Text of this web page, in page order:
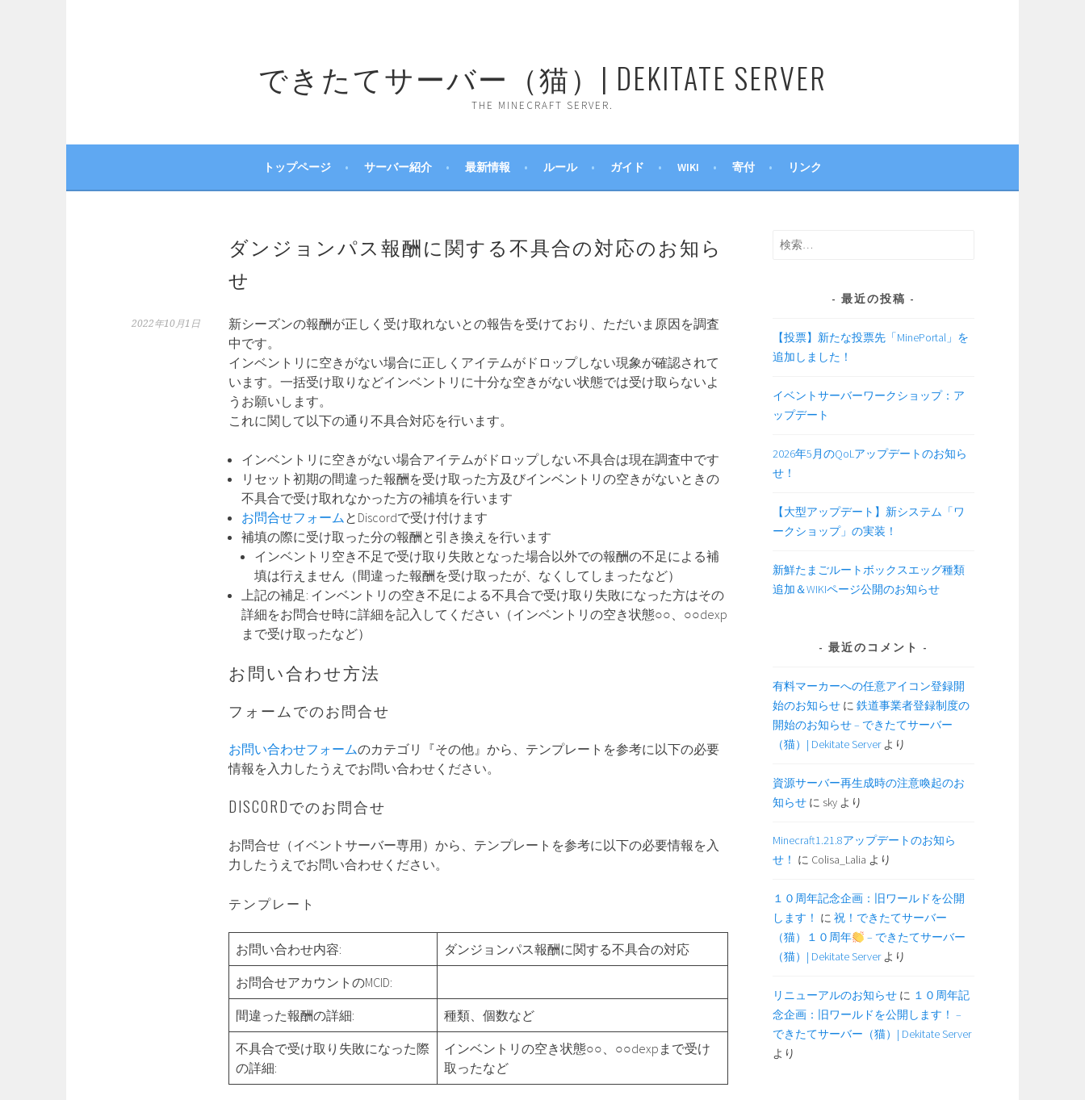
キ
できたてサーバー（猫）| DEKITATE SERVER
THE MINECRAFT SERVER.
トップページ サーバー紹介 最新情報 ルール ガイド WIKI 寄付 リンク
ダンジョンパス報酬に関する不具合の対応のお知ら
せ
2022年10月1日
新シーズンの報酬が正しく受け取れないとの報告を受けており、ただいま原因を調査
中です。
インベントリに空きがない場合に正しくアイテムがドロップしない現象が確認されて
います。一括受け取りなどインベントリに十分な空きがない状態では受け取らないよ
うお願いします。
これに関して以下の通り不具合対応を行います。
インベントリに空きがない場合アイテムがドロップしない不具合は現在調査中です
リセット初期の間違った報酬を受け取った方及びインベントリの空きがないときの
不具合で受け取れなかった方の補填を行います
お問合せフォームとDiscordで受け付けます
補填の際に受け取った分の報酬と引き換えを行います
インベントリ空き不足で受け取り失敗となった場合以外での報酬の不足による補
填は行えません（間違った報酬を受け取ったが、なくしてしまったなど）
上記の補足: インベントリの空き不足による不具合で受け取り失敗になった方はその
詳細をお問合せ時に詳細を記入してください（インベントリの空き状態○○、○○dexp
まで受け取ったなど）
お問い合わせ方法
フォームでのお問合せ
お問い合わせフォームのカテゴリ『その他』から、テンプレートを参考に以下の必要
情報を入力したうえでお問い合わせください。
DISCORDでのお問合せ
お問合せ（イベントサーバー専用）から、テンプレートを参考に以下の必要情報を入
力したうえでお問い合わせください。
テンプレート
お問い合わせ内容: ダンジョンパス報酬に関する不具合の対応
お問合せアカウントのMCID:
間違った報酬の詳細: 種類、個数など
不具合で受け取り失敗になった際
の詳細:
インベントリの空き状態○○、○○dexpまで受け
取ったなど
検
最近の投稿
【投票】新たな投票先「MinePortal」を
追加しました！
イベントサーバーワークショップ：ア
ップデート
2026年5月のQoLアップデートのお知ら
せ！
【大型アップデート】新システム「ワ
ークショップ」の実装！
新鮮たまごルートボックスエッグ種類
追加＆WIKIページ公開のお知らせ
最近のコメント
有料マーカーへの任意アイコン登録開
始のお知らせ に 鉄道事業者登録制度の
開始のお知らせ – できたてサーバー
（猫）| Dekitate Serverより
資源サーバー再生成時の注意喚起のお
知らせ に sky より
Minecraft1.21.8アップデートのお知ら
せ！ に Colisa_Lalia より
１０周年記念企画：旧ワールドを公開
します！ に 祝！できたてサーバー
（猫）１０周年
– できたてサーバー
（猫）| Dekitate Serverより
リニューアルのお知らせ に １０周年記
念企画：旧ワールドを公開します！ –
できたてサーバー（猫）| Dekitate Server
より